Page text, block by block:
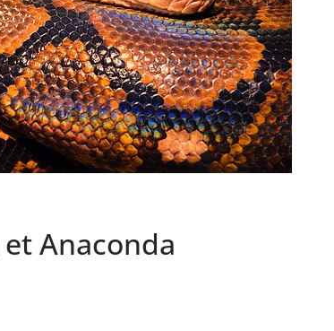
Anaconda